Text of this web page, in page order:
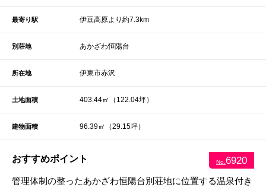
最寄り駅 伊豆高原より約7.3km
別荘地 あかざわ恒陽台
所在地 伊東市赤沢
土地面積 403.44㎡（122.04坪）
建物面積 96.39㎡（29.15坪）
No.6920
おすすめポイント
管理体制の整ったあかざわ恒陽台別荘地に位置する温泉付き